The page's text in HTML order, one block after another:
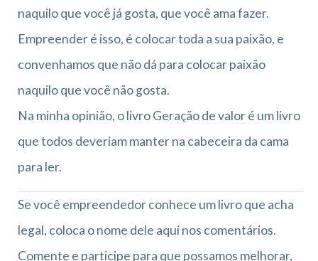
naquilo que você já gosta, que você ama fazer.
Empreender é isso, é colocar toda a sua paixão, e
convenhamos que não dá para colocar paixão
naquilo que você não gosta.
Na minha opinião, o livro Geração de valor é um livro
que todos deveriam manter na cabeceira da cama
para ler.
Se você empreendedor conhece um livro que acha
legal, coloca o nome dele aqui nos comentários.
Comente e participe para que possamos melhorar,